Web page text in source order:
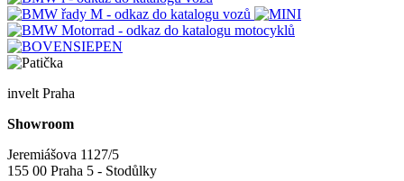
invelt Praha
Showroom
Jeremiášova 1127/5
155 00 Praha 5 - Stodůlky